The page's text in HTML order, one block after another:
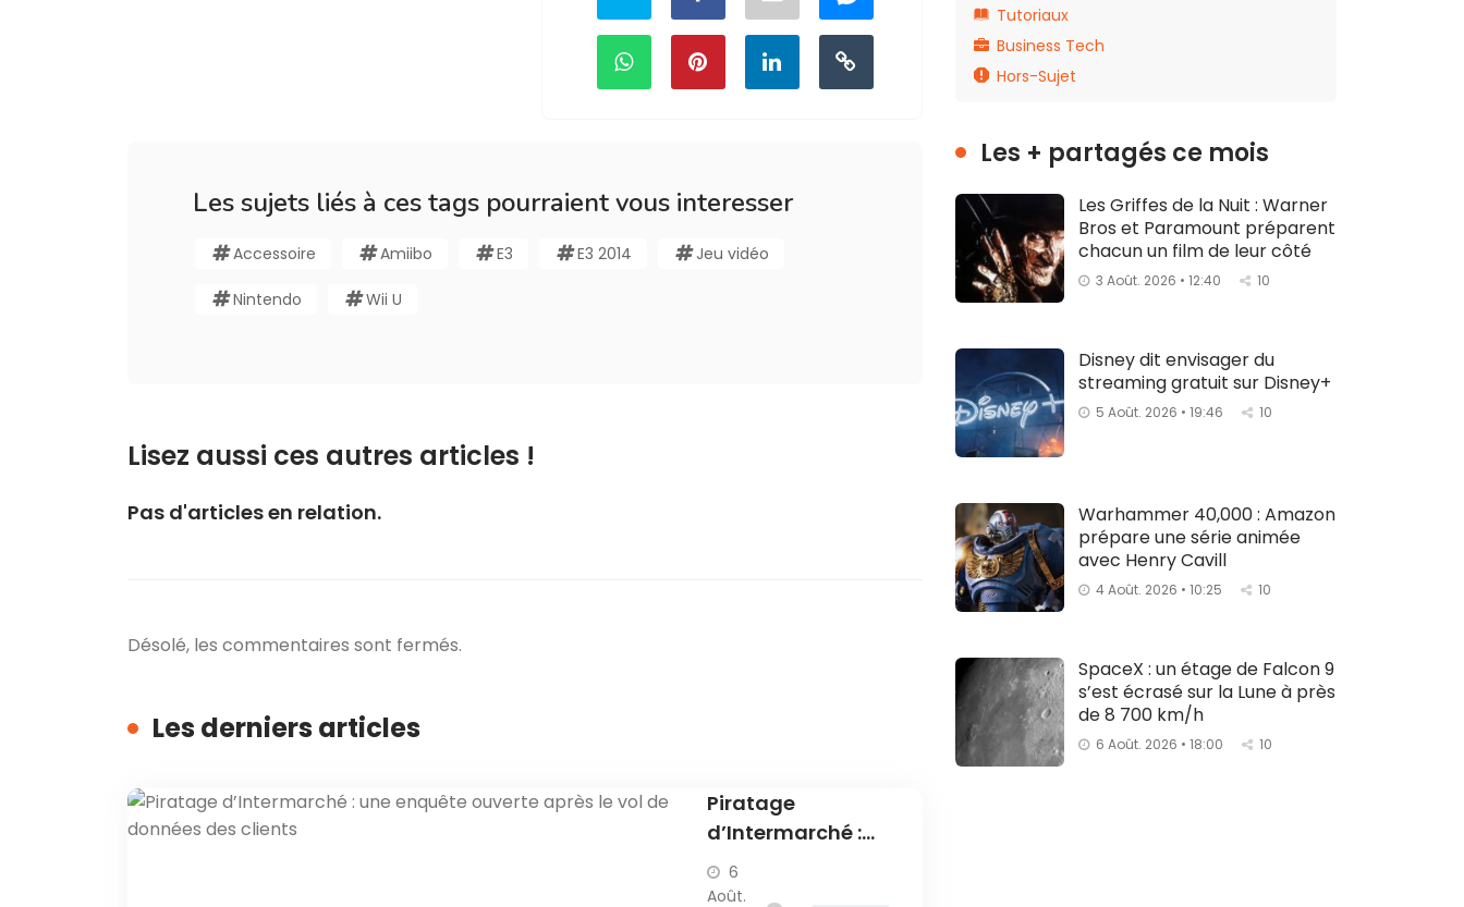
Les sujets liés à ces tags pourraient vous interesser
Accessoire Amiibo E3 E3 2014 Jeu vidéo
Nintendo Wii U
Lisez aussi ces autres articles !
Pas d'articles en relation.
Désolé, les commentaires sont fermés.
Les derniers articles
Piratage
d’Intermarché :
une enquête
ouverte après le
6
Août.
Tutoriaux
Business Tech
Hors-Sujet
Les + partagés ce mois
Les Griffes de la Nuit : Warner
Bros et Paramount préparent
chacun un film de leur côté
3 Août. 2026 • 12:40 10
Disney dit envisager du
streaming gratuit sur Disney+
5 Août. 2026 • 19:46 10
Warhammer 40,000 : Amazon
prépare une série animée
avec Henry Cavill
4 Août. 2026 • 10:25 10
SpaceX : un étage de Falcon 9
s’est écrasé sur la Lune à près
de 8 700 km/h
6 Août. 2026 • 18:00 10